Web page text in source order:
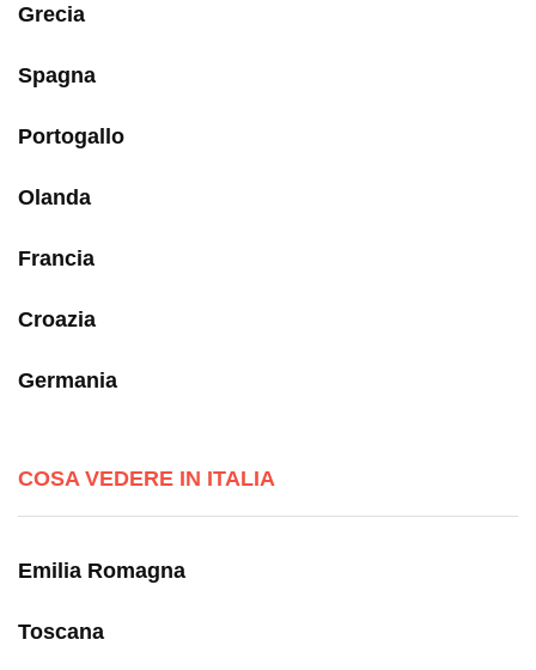
Grecia
Spagna
Portogallo
Olanda
Francia
Croazia
Germania
COSA VEDERE IN ITALIA
Emilia Romagna
Toscana